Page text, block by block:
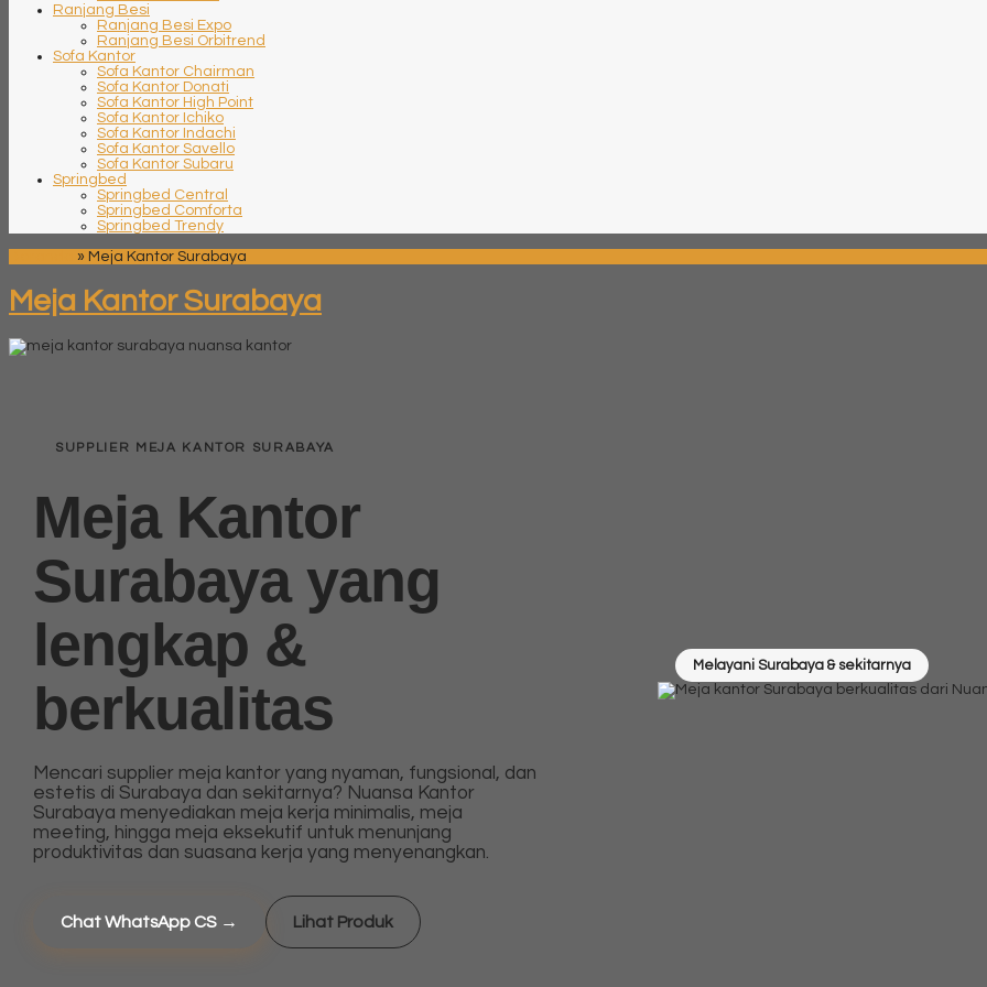
Ranjang Besi
Ranjang Besi Expo
Ranjang Besi Orbitrend
Sofa Kantor
Sofa Kantor Chairman
Sofa Kantor Donati
Sofa Kantor High Point
Sofa Kantor Ichiko
Sofa Kantor Indachi
Sofa Kantor Savello
Sofa Kantor Subaru
Springbed
Springbed Central
Springbed Comforta
Springbed Trendy
» Meja Kantor Surabaya
Meja Kantor Surabaya
SUPPLIER MEJA KANTOR SURABAYA
Meja Kantor
Surabayayang
lengkap &
berkualitas
Mencari supplier meja kantor yang nyaman, fungsional, dan
estetis di Surabaya dan sekitarnya? Nuansa Kantor
Surabaya menyediakan meja kerja minimalis, meja
meeting, hingga meja eksekutif untuk menunjang
produktivitas dan suasana kerja yang menyenangkan.
Chat WhatsApp CS → Lihat Produk
Melayani Surabaya & sekitarnya